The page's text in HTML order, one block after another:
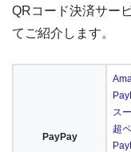
QRコード決済サー
てご紹介します。
PayPay
ス
超